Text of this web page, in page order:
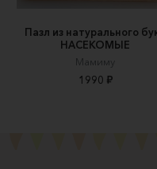
Пазл из натурального
НАСЕКОМЫЕ
Мамиму
1990 ₽